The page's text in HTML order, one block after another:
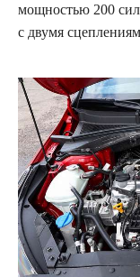
мощностью 200
с двумя